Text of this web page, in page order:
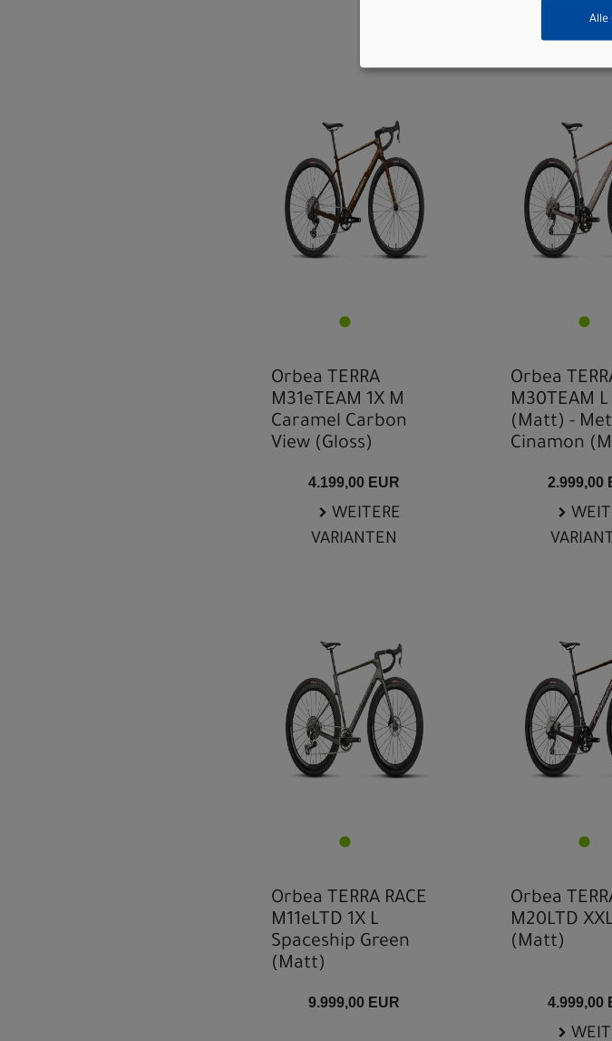
Orbea TERRA
M31eTEAM 1X M
Caramel Carbon
View (Gloss)
4.199,00 EUR
WEITERE
VARIANTEN
Orbea
M30TEAM
(Matt) -
Cinamon
2.999,00
Orbea TERRA RACE
M11eLTD 1X L
Spaceship Green
(Matt)
9.999,00 EUR
Orbea
M20LTD
(Matt)
4.999,00
Alle